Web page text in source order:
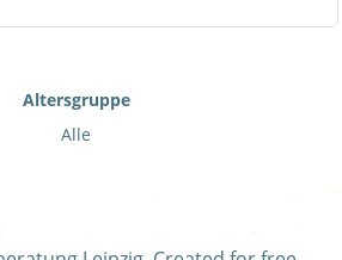
Altersgruppe
Alle